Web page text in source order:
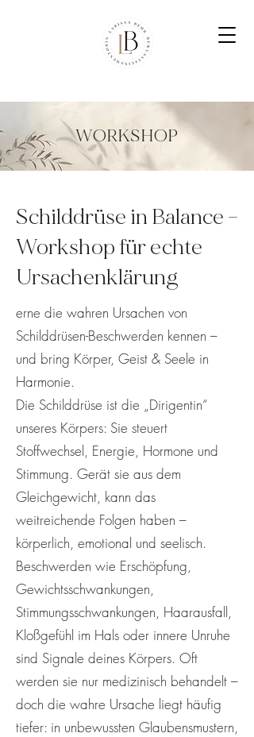
WORKSHOP
Schilddrüse in Balance –
Workshop für echte
Ursachenklärung
erne die wahren Ursachen von
Schilddrüsen-Beschwerden kennen –
und bring Körper, Geist & Seele in
Harmonie.
Die Schilddrüse ist die „Dirigentin“
unseres Körpers: Sie steuert
Stoffwechsel, Energie, Hormone und
Stimmung. Gerät sie aus dem
Gleichgewicht, kann das
weitreichende Folgen haben –
körperlich, emotional und seelisch.
Beschwerden wie Erschöpfung,
Gewichtsschwankungen,
Stimmungsschwankungen, Haarausfall,
Kloßgefühl im Hals oder innere Unruhe
sind Signale deines Körpers. Oft
werden sie nur medizinisch behandelt –
doch die wahre Ursache liegt häufig
tiefer: in unbewussten Glaubensmustern,